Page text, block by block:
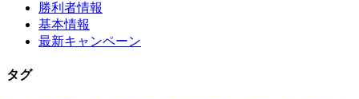
勝利者情報
基本情報
最新キャンペーン
タグ